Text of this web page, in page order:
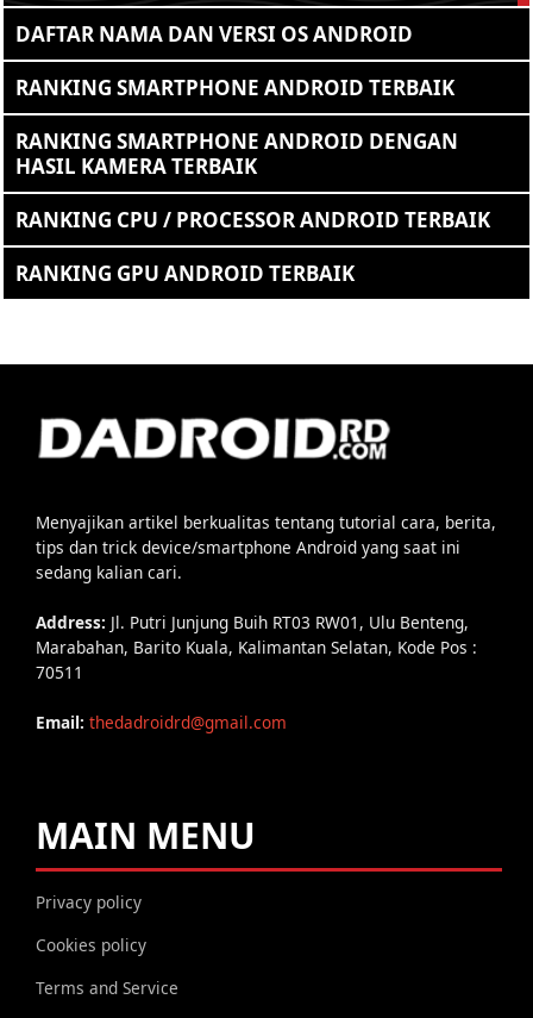
DAFTAR NAMA DAN VERSI OS ANDROID
RANKING SMARTPHONE ANDROID TERBAIK
RANKING SMARTPHONE ANDROID DENGAN
HASIL KAMERA TERBAIK
RANKING CPU / PROCESSOR ANDROID TERBAIK
RANKING GPU ANDROID TERBAIK
Menyajikan artikel berkualitas tentang tutorial cara, berita,
tips dan trick device/smartphone Android yang saat ini
sedang kalian cari.
Address: Jl. Putri Junjung Buih RT03 RW01, Ulu Benteng,
Marabahan, Barito Kuala, Kalimantan Selatan, Kode Pos :
70511
Email: thedadroidrd@gmail.com
MAIN MENU
Privacy policy
Cookies policy
Terms and Service